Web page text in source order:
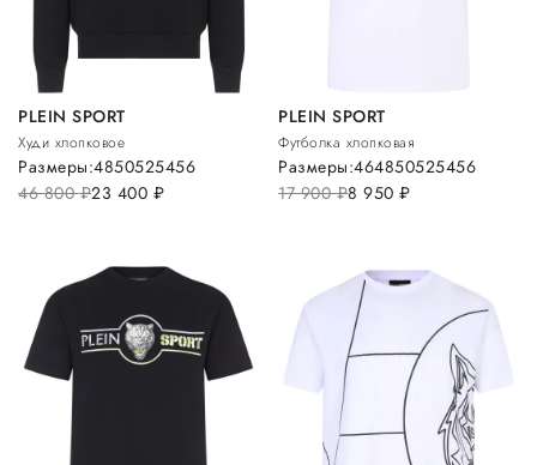
PLEIN SPORT
Худи хлопковое
46 800руб.23 400 руб.
Размеры:4850525456
PLEIN SPORT
Футболка хлопковая
17 900руб.8 950руб.
Размеры:464850525456